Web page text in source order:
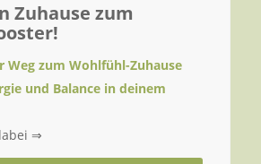
Zuhause zum
Weg zum Wohlfühl-Zuhause
und Balance in deinem
⇒